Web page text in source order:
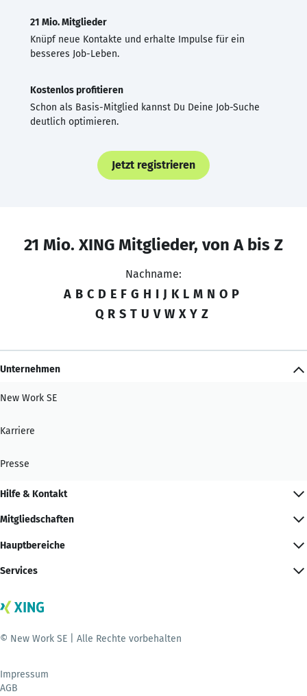
21 Mio. Mitglieder
Knüpf neue Kontakte und erhalte Impulse für ein
besseres Job-Leben.
Kostenlos profitieren
Schon als Basis-Mitglied kannst Du Deine Job-Suche
deutlich optimieren.
Jetzt registrieren
21 Mio. XING Mitglieder, von A bis Z
Nachname:
A B C D E F G H I J K L M N O P
Q R S T U V W X Y Z
Unternehmen
New Work SE
Karriere
Presse
Hilfe & Kontakt
Mitgliedschaften
Hauptbereiche
Services
© New Work SE | Alle Rechte vorbehalten
Impressum
AGB